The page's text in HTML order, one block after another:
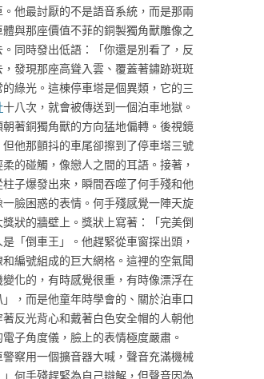
他最討厭的不是語音系統，而是那兩
與那座價值不菲的銅製獨角獸雕像之
同時發出低語：「你還是別看了，反
發現那座高聳入雲、覆蓋著鏽跡斑斑
綠光。這棟停車塔是個異類，它的三
十八次，就會被傳送到一個泊車地獄。
著銅獨角獸的方向猛地偏轉。後視鏡
他那顫抖的車尾卻擦到了停車塔三號
的碰觸，像戀人之間的耳語。接著，
柱子爆發出來，瞬間吞噬了何手殘和他
臉困惑的表情。何手殘感覺一陣天旋
狀的牆壁上。獎狀上寫著：「完美倒
是「倒車王」。他趕緊從車窗探出頭，
編號組成的巨大網格。這裡的空氣聞
化的，有時感覺很重，有時像漂浮在
，而是他童年時學會的、關於泊車口
反光背心和戴著白色安全帽的人朝他
子角度儀，臉上的表情極度嚴肅。
察用一個擴音器大喊，聲音充滿機械
何手殘趕緊為自己辯解，但聲音因為